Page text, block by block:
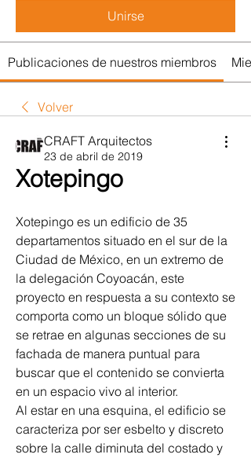
Unirse
Publicaciones de nuestros miembros
Volver
CRAFT Arquitectos
23 de abril de 2019
Xotepingo
Xotepingo es un edificio de 35
departamentos situado en el sur de la
Ciudad de México, en un extremo de
la delegación Coyoacán, este
proyecto en respuesta a su contexto se
comporta como un bloque sólido que
se retrae en algunas secciones de su
fachada de manera puntual para
buscar que el contenido se convierta
en un espacio vivo al interior.
Al estar en una esquina, el edificio se
caracteriza por ser esbelto y discreto
sobre la calle diminuta del costado y